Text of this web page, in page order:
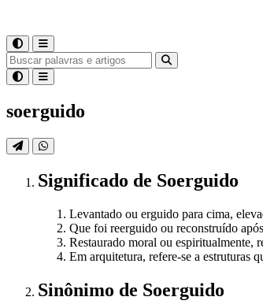
soerguido
Significado de Soerguido
Levantado ou erguido para cima,
Que foi reerguido ou reconstruído
Restaurado moral ou espiritualmente,
Em arquitetura, refere-se a estruturas
Sinônimo de Soerguido